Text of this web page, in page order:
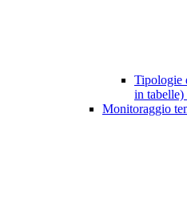
Tipologie
in tabelle)
Monitoraggio